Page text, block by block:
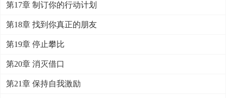
第17章 制订你的行动计划
第18章 找到你真正的朋友
第19章 停止攀比
第20章 消灭借口
第21章 保持自我激励